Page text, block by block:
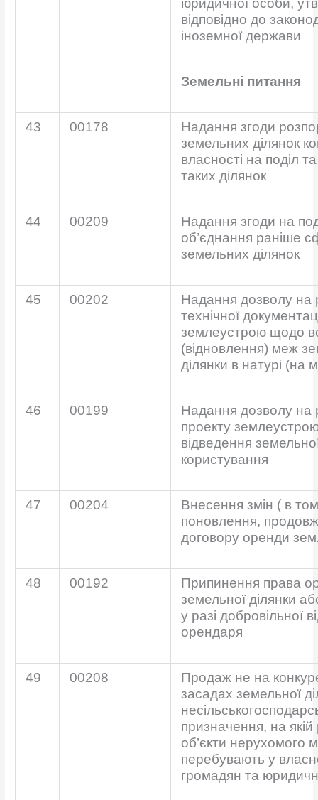
юридичної особи,
відповідно до
іноземної держави
Земельні питання
43 00178
Надання згоди
земельних ділянок
власності на поділ
таких ділянок
44 00209
Надання згоди на
об’єднання раніше
земельних ділянок
45 00202
Надання дозволу на
технічної
землеустрою щодо
(відновлення) меж
ділянки в натурі (на
46 00199
Надання дозволу на
проекту
відведення
користування
47 00204
Внесення змін ( в
поновлення,
договору оренди
48 00192
Припинення права
земельної ділянки
у разі добровільної
орендаря
49 00208
Продаж не на
засадах земельної
призначення, на
об’єкти нерухомого
перебувають у
громадян та